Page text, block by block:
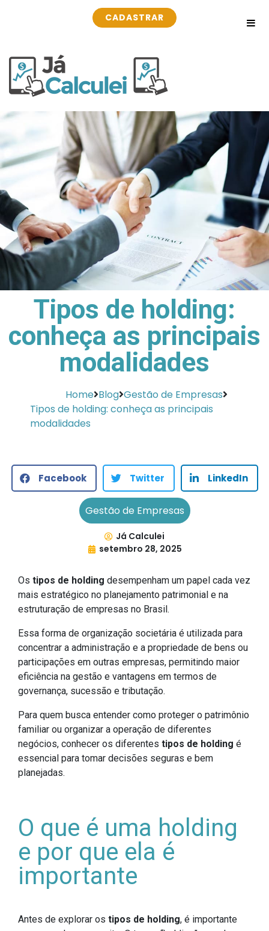
CADASTRAR
Tipos de holding:
conheça as principais
modalidades
Home Blog Gestão de Empresas
Tipos de holding: conheça as principais
modalidades
Facebook Twitter LinkedIn
Gestão de Empresas
Já Calculei
setembro 28, 2025
Os tipos de holding desempenham um papel cada vez
mais estratégico no planejamento patrimonial e na
estruturação de empresas no Brasil.
Essa forma de organização societária é utilizada para
concentrar a administração e a propriedade de bens ou
participações em outras empresas, permitindo maior
eficiência na gestão e vantagens em termos de
governança, sucessão e tributação.
Para quem busca entender como proteger o patrimônio
familiar ou organizar a operação de diferentes
negócios, conhecer os diferentes tipos de holding é
essencial para tomar decisões seguras e bem
planejadas.
O que é uma holding
e por que ela é
importante
Antes de explorar os tipos de holding, é importante